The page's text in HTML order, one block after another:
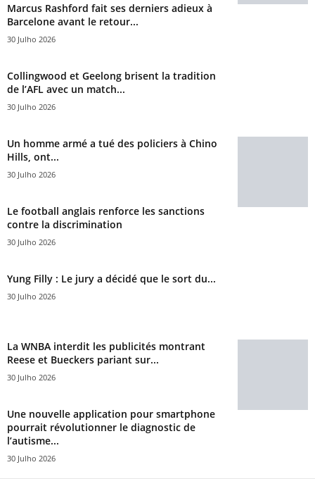
Marcus Rashford fait ses derniers adieux à
Barcelone avant le retour...
30 Julho 2026
Collingwood et Geelong brisent la tradition
de l’AFL avec un match...
30 Julho 2026
Un homme armé a tué des policiers à Chino
Hills, ont...
30 Julho 2026
Le football anglais renforce les sanctions
contre la discrimination
30 Julho 2026
Yung Filly : Le jury a décidé que le sort du...
30 Julho 2026
La WNBA interdit les publicités montrant
Reese et Bueckers pariant sur...
30 Julho 2026
Une nouvelle application pour smartphone
pourrait révolutionner le diagnostic de
l’autisme...
30 Julho 2026